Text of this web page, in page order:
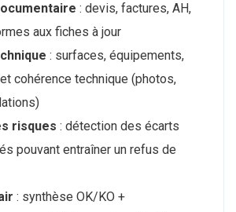
: devis, factures, AH,
aux fiches à jour
: surfaces, équipements,
cohérence technique (photos,
risques : détection des écarts
pouvant entraîner un refus de
: synthèse OK/KO +